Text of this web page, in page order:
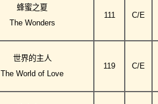
蜂蜜之夏
The Wonders
111 C/E
世界的主人
The World of Love
119 C/E